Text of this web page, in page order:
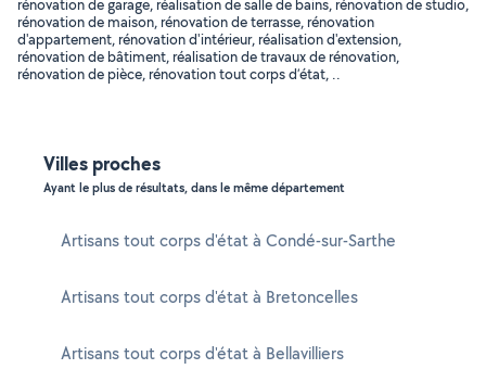
rénovation de garage, réalisation de salle de bains, rénovation de studio,
rénovation de maison, rénovation de terrasse, rénovation
d'appartement, rénovation d'intérieur, réalisation d'extension,
rénovation de bâtiment, réalisation de travaux de rénovation,
rénovation de pièce, rénovation tout corps d’état, ..
Villes proches
Ayant le plus de résultats, dans le même département
Artisans tout corps d'état à Condé-sur-Sarthe
Artisans tout corps d'état à Bretoncelles
Artisans tout corps d'état à Bellavilliers